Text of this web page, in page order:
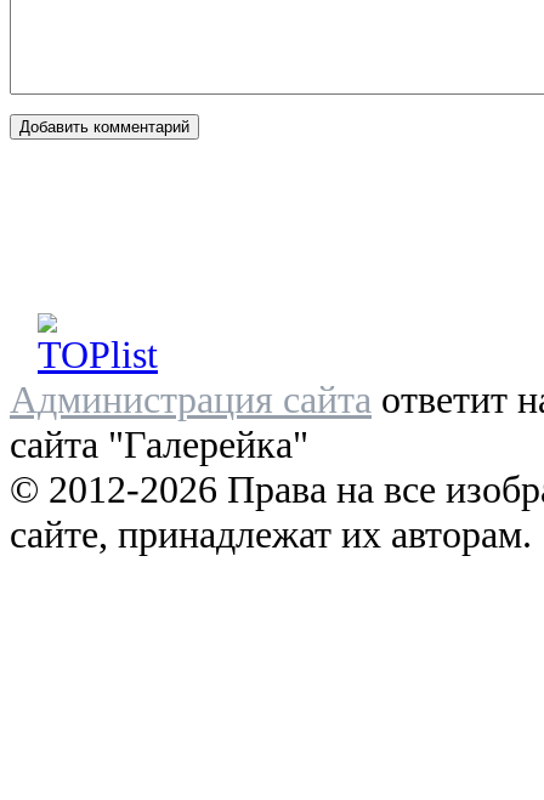
Администрация сайта ответит
сайта "Галерейка"
© 2012-2026 Права на все
сайте, принадлежат их авторам.